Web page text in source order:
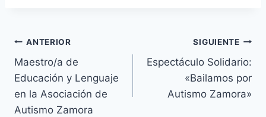
Navegación
de
entradas
ANTERIOR
Maestro/a de
Educación y Lenguaje
en la Asociación de
Autismo Zamora
SIGUIENTE
Espectáculo Solidario:
«Bailamos por
Autismo Zamora»